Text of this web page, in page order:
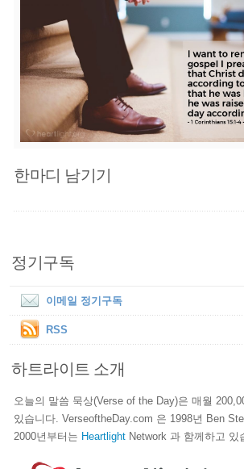
한마디 남기기
정기구독
이메일 정기구독
RSS
하트라이트 소개
오늘의 말씀 묵상(Verse of the Day)은 매월
있습니다. VerseoftheDay.com 은 1998년 Ben
2000년부터는 Heartlight Network 과 함께하고 있